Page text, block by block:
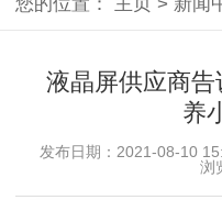
您的位置： 主页 > 新闻
液晶屏供应商
养
发布日期：2021-08-10
浏